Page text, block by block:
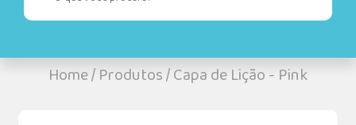
Home/Produtos/Capa de Lição - Pink